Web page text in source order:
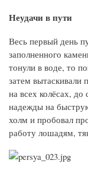
Неудачи в пути
Весь первый день
заполненного
тонули в воде, то
затем вытаскивали
на всех колёсах,
надежды на
холм и пробовал
работу лошадям,